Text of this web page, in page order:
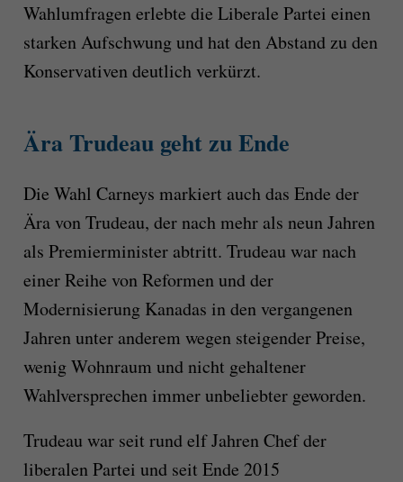
Wahlumfragen erlebte die Liberale Partei einen
starken Aufschwung und hat den Abstand zu den
Konservativen deutlich verkürzt.
Ära Trudeau geht zu Ende
Die Wahl Carneys markiert auch das Ende der
Ära von Trudeau, der nach mehr als neun Jahren
als Premierminister abtritt. Trudeau war nach
einer Reihe von Reformen und der
Modernisierung Kanadas in den vergangenen
Jahren unter anderem wegen steigender Preise,
wenig Wohnraum und nicht gehaltener
Wahlversprechen immer unbeliebter geworden.
Trudeau war seit rund elf Jahren Chef der
liberalen Partei und seit Ende 2015